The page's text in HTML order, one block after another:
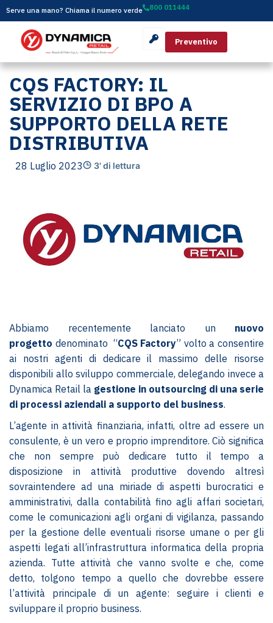
Serve una mano? Chiama il numero verde 800 011444
Preventivo
CQS FACTORY: IL
SERVIZIO DI BPO A
SUPPORTO DELLA RETE
DISTRIBUTIVA
28 Luglio 2023 3' di lettura
Abbiamo recentemente lanciato un nuovo
progetto denominato “CQS Factory” volto a consentire
ai nostri agenti di dedicare il massimo delle risorse
disponibili allo sviluppo commerciale, delegando invece a
Dynamica Retail la gestione in outsourcing di una serie
di processi aziendali a supporto del business.
L’agente in attività finanziaria, infatti, oltre ad essere un
consulente, è un vero e proprio imprenditore. Ciò significa
che non sempre può dedicare tutto il tempo a
disposizione in attività produttive dovendo altresì
sovraintendere ad una miriade di aspetti burocratici e
amministrativi, dalla contabilità fino agli affari societari,
come le comunicazioni agli organi di vigilanza, passando
per la gestione delle eventuali risorse umane o per gli
aspetti legati all’infrastruttura informatica della propria
azienda. Tutte attività che vanno svolte e che, come
detto, tolgono tempo a quello che dovrebbe essere
l’attività principale di un agente: seguire i clienti e
sviluppare il proprio business.